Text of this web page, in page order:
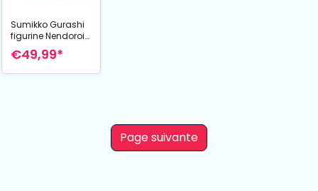
Sumikko Gurashi
figurine Nendoroid
Tokage and
Nisetsumuri 10 cm
€49,99*
Page suivante